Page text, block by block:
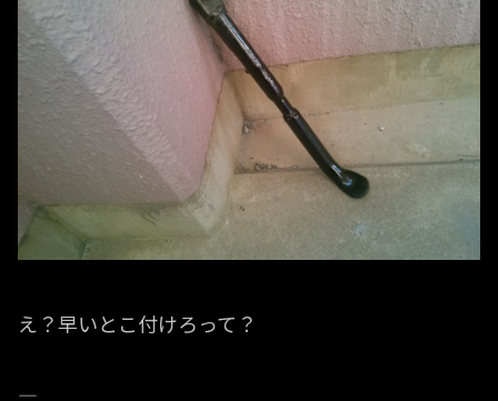
え？早いとこ付けろって？
—